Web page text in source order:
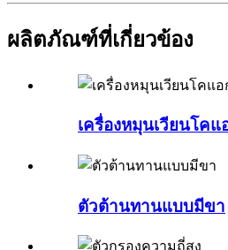
ผลิตภัณฑ์ที่เกี่ยวข้อง
เครื่องหมุนเวียนโคแ
ตัวต้านทานแบบมีขา